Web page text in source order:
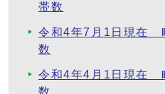
帯数
令和4年7月1日現在
数
令和4年4月1日現在
数